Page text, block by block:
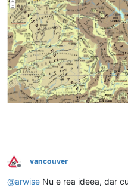
Deconectat
vancouver
@arwise Nu e rea ideea, dar